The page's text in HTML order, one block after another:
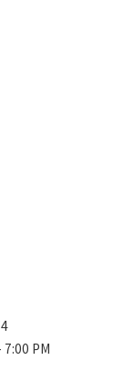
PM